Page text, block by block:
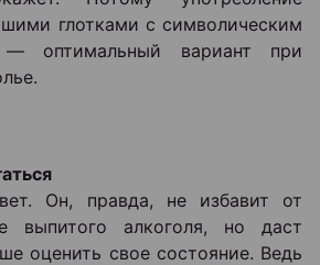
глотками с символическим
— оптимальный вариант при
Он, правда, не избавит от
выпитого алкоголя, но даст
оценить свое состояние. Ведь